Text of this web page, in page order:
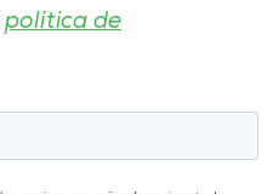
política de